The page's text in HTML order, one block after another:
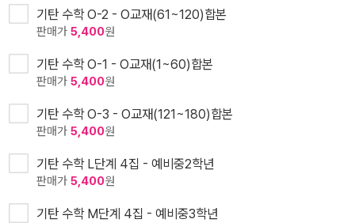
기탄 수학 O-2 - O교재(61~120)합본
판매가 5,400원
기탄 수학 O-1 - O교재(1~60)합본
판매가 5,400원
기탄 수학 O-3 - O교재(121~180)합본
판매가 5,400원
기탄 수학 L단계 4집 - 예비중2학년
판매가 5,400원
기탄 수학 M단계 4집 - 예비중3학년